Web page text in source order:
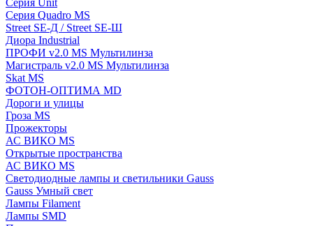
Серия Unit
Серия Quadro MS
Street SE-Д / Street SE-Ш
Диора Industrial
ПРОФИ v2.0 MS Мультилинза
Магистраль v2.0 MS Мультилинза
Skat MS
ФОТОН-ОПТИМА MD
Дороги и улицы
Гроза MS
Прожекторы
АС ВИКО MS
Открытые пространства
АС ВИКО MS
Светодиодные лампы и светильники Gauss
Gauss Умный свет
Лампы Filament
Лампы SMD